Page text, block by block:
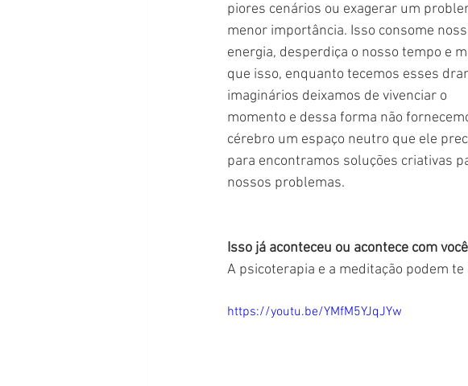
piores cenários ou exagerar um
menor importância. Isso consome
energia, desperdiça o nosso tempo e
que isso, enquanto tecemos esses
imaginários deixamos de vivenciar o
momento e dessa forma não
cérebro um espaço neutro que ele
para encontramos soluções criativas
nossos problemas.
Isso já aconteceu ou acontece com
A psicoterapia e a meditação podem
https://youtu.be/YMfM5YJqJYw